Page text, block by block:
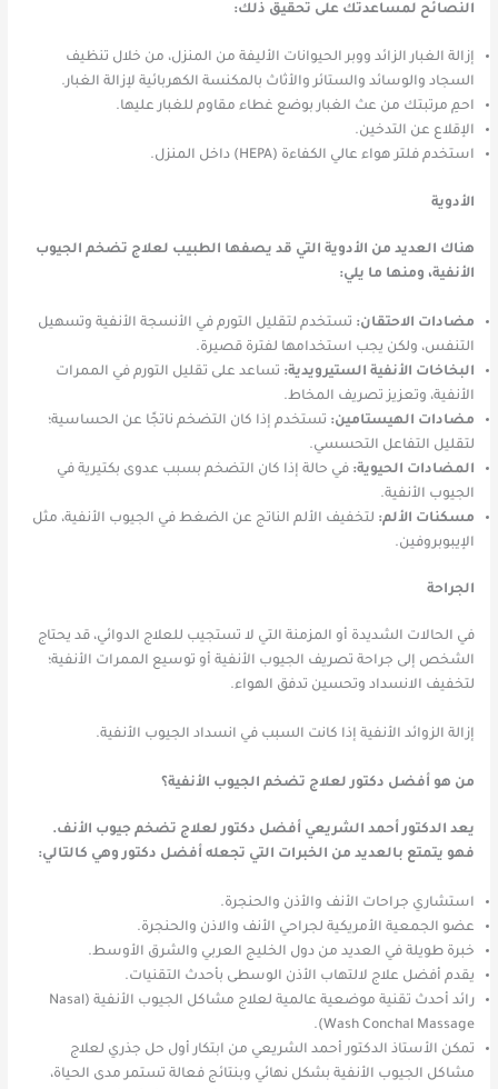
النصائح لمساعدتك على تحقيق ذلك:
إزالة الغبار الزائد ووبر الحيوانات الأليفة من المنزل، من خلال تنظيف
السجاد والوسائد والستائر والأثاث بالمكنسة الكهربائية لإزالة الغبار.
احمِ مرتبتك من عث الغبار بوضع غطاء مقاوم للغبار عليها.
الإقلاع عن التدخين.
استخدم فلتر هواء عالي الكفاءة (HEPA) داخل المنزل.
الأدوية
هناك العديد من الأدوية التي قد يصفها الطبيب لعلاج تضخم الجيوب
الأنفية، ومنها ما يلي:
مضادات الاحتقان: تستخدم لتقليل التورم في الأنسجة الأنفية وتسهيل
التنفس، ولكن يجب استخدامها لفترة قصيرة.
البخاخات الأنفية الستيرويدية: تساعد على تقليل التورم في الممرات
الأنفية، وتعزيز تصريف المخاط.
مضادات الهيستامين: تستخدم إذا كان التضخم ناتجًا عن الحساسية؛
لتقليل التفاعل التحسسي.
المضادات الحيوية: في حالة إذا كان التضخم بسبب عدوى بكتيرية في
الجيوب الأنفية.
مسكنات الألم: لتخفيف الألم الناتج عن الضغط في الجيوب الأنفية، مثل
الإيبوبروفين.
الجراحة
في الحالات الشديدة أو المزمنة التي لا تستجيب للعلاج الدوائي، قد يحتاج
الشخص إلى جراحة تصريف الجيوب الأنفية أو توسيع الممرات الأنفية؛
لتخفيف الانسداد وتحسين تدفق الهواء.
إزالة الزوائد الأنفية إذا كانت السبب في انسداد الجيوب الأنفية.
من هو أفضل دكتور لعلاج تضخم الجيوب الأنفية؟
يعد الدكتور أحمد الشريعي أفضل دكتور لعلاج تضخم جيوب الأنف.
فهو يتمتع بالعديد من الخبرات التي تجعله أفضل دكتور وهي كالتالي:
استشاري جراحات الأنف والأذن والحنجرة.
عضو الجمعية الأمريكية لجراحي الأنف والاذن والحنجرة.
خبرة طويلة في العديد من دول الخليج العربي والشرق الأوسط.
يقدم أفضل علاج لالتهاب الأذن الوسطى بأحدث التقنيات.
رائد أحدث تقنية موضعية عالمية لعلاج مشاكل الجيوب الأنفية (Nasal
Wash Conchal Massage).
تمكن الأستاذ الدكتور أحمد الشريعي من ابتكار أول حل جذري لعلاج
مشاكل الجيوب الأنفية بشكل نهائي وبنتائج فعالة تستمر مدى الحياة،